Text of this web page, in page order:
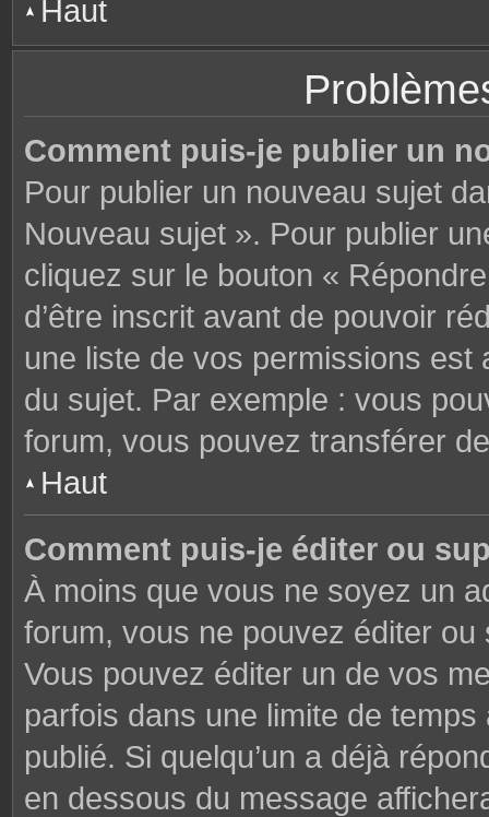
Haut
Comment puis-je publier un
Pour publier un nouveau sujet
Nouveau sujet ». Pour publier
cliquez sur le bouton «
d’être inscrit avant de pouvoir
une liste de vos permissions est
du sujet. Par exemple : vous
forum, vous pouvez transférer
Haut
Comment puis-je éditer ou
À moins que vous ne soyez un
forum, vous ne pouvez éditer
Vous pouvez éditer un de vos
parfois dans une limite de
publié. Si quelqu’un a déjà
en dessous du message